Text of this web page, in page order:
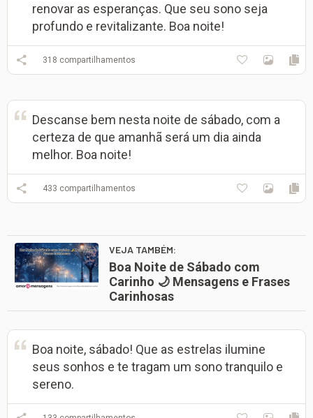
renovar as esperanças. Que seu sono seja
profundo e revitalizante. Boa noite!
318 compartilhamentos
Descanse bem nesta noite de sábado, com a
certeza de que amanhã será um dia ainda
melhor. Boa noite!
433 compartilhamentos
VEJA TAMBÉM:
Boa Noite de Sábado com
Carinho 🌙 Mensagens e Frases
Carinhosas
Boa noite, sábado! Que as estrelas ilumine
seus sonhos e te tragam um sono tranquilo e
sereno.